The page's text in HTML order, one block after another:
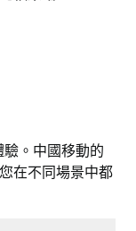
。中國移動的
在不同場景中都